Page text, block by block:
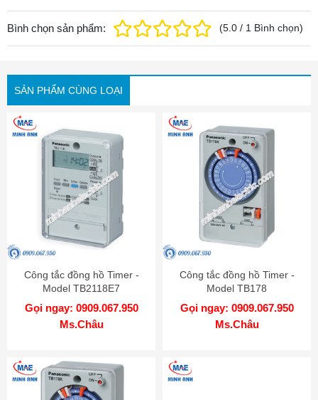
Bình chọn sản phẩm: (5.0 / 1 Bình chọn)
SẢN PHẨM CÙNG LOẠI
Công tắc đồng hồ Timer -
Model TB2118E7
Gọi ngay: 0909.067.950
Ms.Châu
Công tắc đồng hồ Timer -
Model TB178
Gọi ngay: 0909.067.950
Ms.Châu